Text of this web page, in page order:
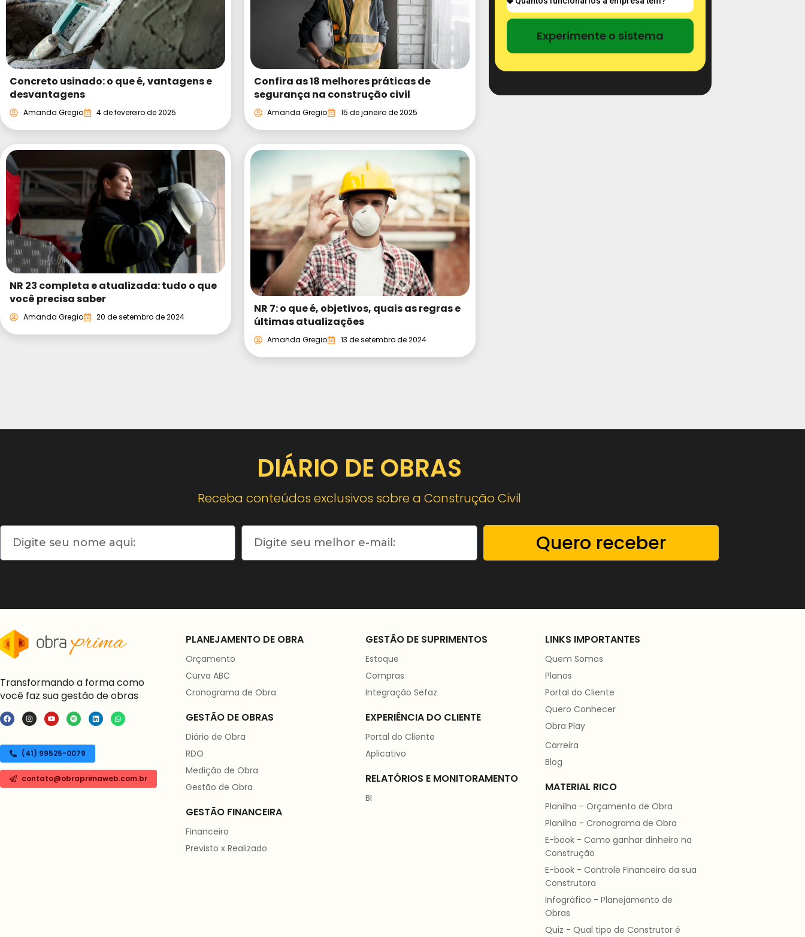
Concreto usinado: o que é, vantagens e
desvantagens
Amanda Gregio 4 de fevereiro de 2025
Confira as 18 melhores práticas de
segurança na construção civil
Amanda Gregio 15 de janeiro de 2025
NR 23 completa e atualizada: tudo o que
você precisa saber
Amanda Gregio 20 de setembro de 2024
NR 7: o que é, objetivos, quais as regras e
últimas atualizações
Amanda Gregio 13 de setembro de 2024
Experimente o sistema
DIÁRIO DE OBRAS
Receba conteúdos exclusivos sobre a Construção Civil
Quero receber
Transformando a forma como
você faz sua gestão de obras
(41) 99525-0079
contato@obraprimaweb.com.br
PLANEJAMENTO DE OBRA
Orçamento
Curva ABC
Cronograma de Obra
GESTÃO DE OBRAS
Diário de Obra
RDO
Medição de Obra
Gestão de Obra
GESTÃO FINANCEIRA
Financeiro
Previsto x Realizado
GESTÃO DE SUPRIMENTOS
Estoque
Compras
Integração Sefaz
EXPERIÊNCIA DO CLIENTE
Portal do Cliente
Aplicativo
RELATÓRIOS E MONITORAMENTO
BI
LINKS IMPORTANTES
Quem Somos
Planos
Portal do Cliente
Quero Conhecer
Obra Play
Carreira
Blog
MATERIAL RICO
Planilha - Orçamento de Obra
Planilha - Cronograma de Obra
E-book - Como ganhar dinheiro na
Construção
E-book - Controle Financeiro da sua
Construtora
Infográfico - Planejamento de
Obras
Quiz - Qual tipo de Construtor é